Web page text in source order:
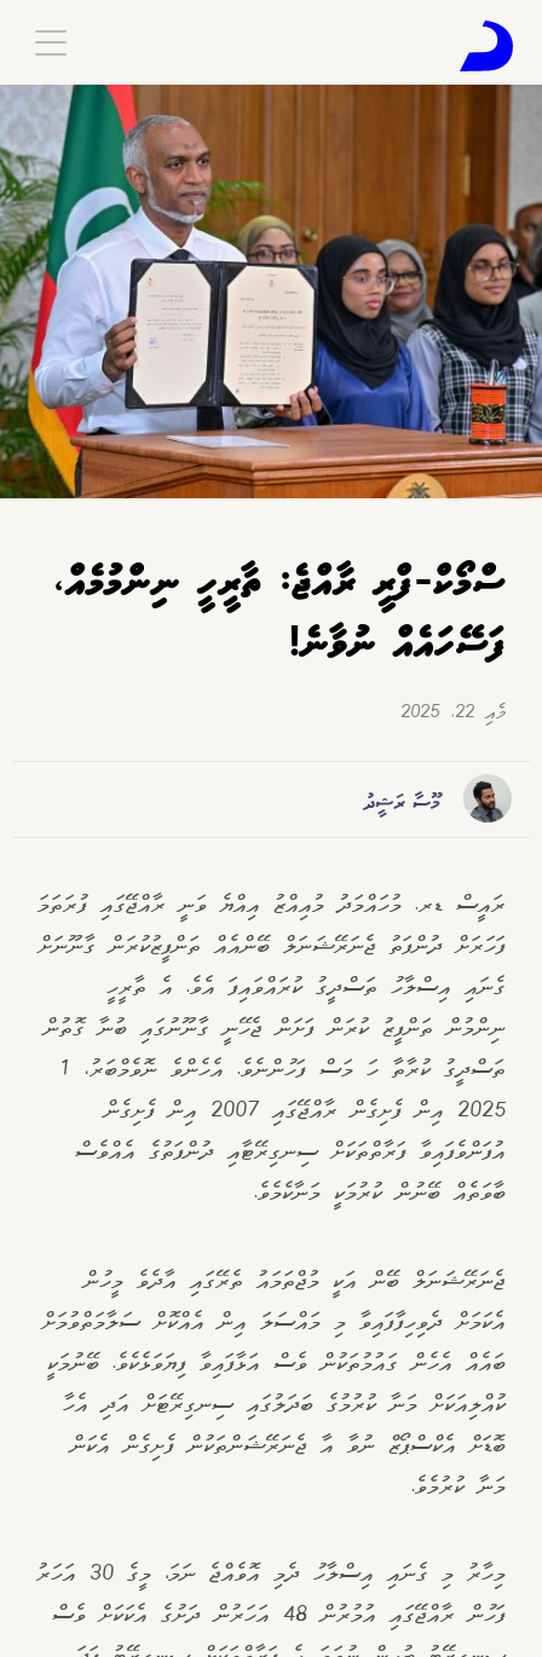
ސްމޯކް-ފްރީ ރާއްޖެ: ތާރީހީ ނިންމުމެއް،
ފަސޭހައެއް ނުވާނެ!
މެއި 22، 2025
މޫސާ ރަޝީދު
ރައީސް ޑރ. މުހައްމަދު މުއިއްޒު އިއްޔެ ވަނީ ރާއްޖޭގައި ފުރަތަމަ
ފަހަރަށް ދުންފަތު ޖެނަރޭޝަނަލް ބޭންއެއް ތަންފީޒުކުރަން ގާނޫނަށް
ގެނައި އިސްލާހު ތަސްދީގު ކުރައްވައިފަ އެވެ. އެ ތާރީހީ
ނިންމުން ތަންފީޒު ކުރަން ފަށަން ޖެހޭނީ ގާނޫނުގައި ބުނާ ގޮތުން
ތަސްދީގު ކުރާތާ ހަ މަސް ފަހުންނެވެ. އެހެންވެ ނޮވެމްބަރު، 1
2025 އިން ފެށިގެން ރާއްޖޭގައި 2007 އިން ފެށިގެން
އުފަންވެފައިވާ ފަރާތްތަކަށް ސިނގިރޭޓާއި ދުންފަތުގެ އެއްވެސް
ބާވަތެއް ބޭނުން ކުރުމަކީ މަނާކެމެވެ.
ޖެނަރޭޝަނަލް ބޭން އަކީ މުޖްތަމައު ތެރޭގައި އާދެވެ މީހުން
އެކަމަށް ދެވިހިފާފައިވާ މި މައްސަލަ އިން އެއްކޮށް ސަލާމަތްވުމަށް
ބައެއް އެހެން ގައުމުތަކުން ވެސް އަޅާފައިވާ ފިޔަވަޅެކެވެ. ބޭނުމަކީ
ކުއްލިއަކަށް މަނާ ކުރުމުގެ ބަދަލުގައި ސިނގިރޭޓަށް އަދި އެހާ
ބޮޑަށް އެކްސްޕޯޒް ނުވާ އާ ޖެނަރޭޝަންތަކުން ފެށިގެން އެކަން
މަނާ ކުރުމެވެ.
މިހާރު މި ގެނައި އިސްލާހު ދެމި އޮވެއްޖެ ނަމަ, މީގެ 30 އަހަރު
ފަހުން ރާއްޖޭގައި އުމުރުން 48 އަހަރުން ދަށުގެ އެކަކަށް ވެސް